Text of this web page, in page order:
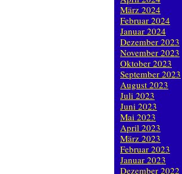
März 2024
Februar 2024
Januar 2024
Dezember 2023
November 2023
Oktober 2023
September 2023
August 2023
Juli 2023
Juni 2023
Mai 2023
April 2023
März 2023
Februar 2023
Januar 2023
Dezember 2022